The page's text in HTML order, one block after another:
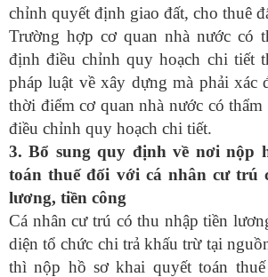
chỉnh quyết định giao đất, cho thuê
Trường hợp cơ quan nhà nước có
định điều chỉnh quy hoạch chi tiết
pháp luật về xây dựng mà phải xác
thời điểm cơ quan nhà nước có
điều chỉnh quy hoạch chi tiết.
3. Bổ sung quy định về nơi nộp
toán thuế đối với cá nhân cư trú
lương, tiền công
Cá nhân cư trú có thu nhập tiền
diện tổ chức chi trả khấu trừ tại
thì nộp hồ sơ khai quyết toán